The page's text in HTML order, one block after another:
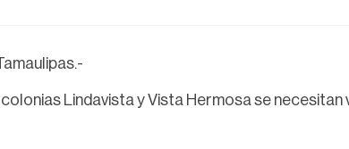
Lindavista y Vista Hermosa se